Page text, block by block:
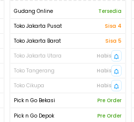
Gudang Online
Tersedia
Toko Jakarta Pusat
Sisa 4
Toko Jakarta Barat
Sisa 5
Toko Jakarta Utara
Habis
Toko Tangerang
Habis
Toko Cikupa
Habis
Pick n Go Bekasi
Pre Order
Pick n Go Depok
Pre Order